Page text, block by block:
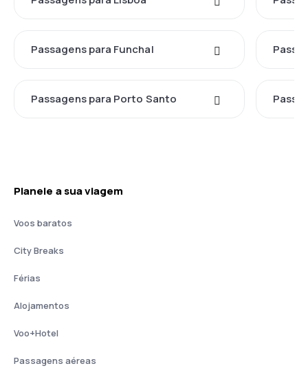
Passagens para Funchal
Passagens para Porto Santo
Planeie a sua viagem
Voos baratos
City Breaks
Férias
Alojamentos
Voo+Hotel
Passagens aéreas